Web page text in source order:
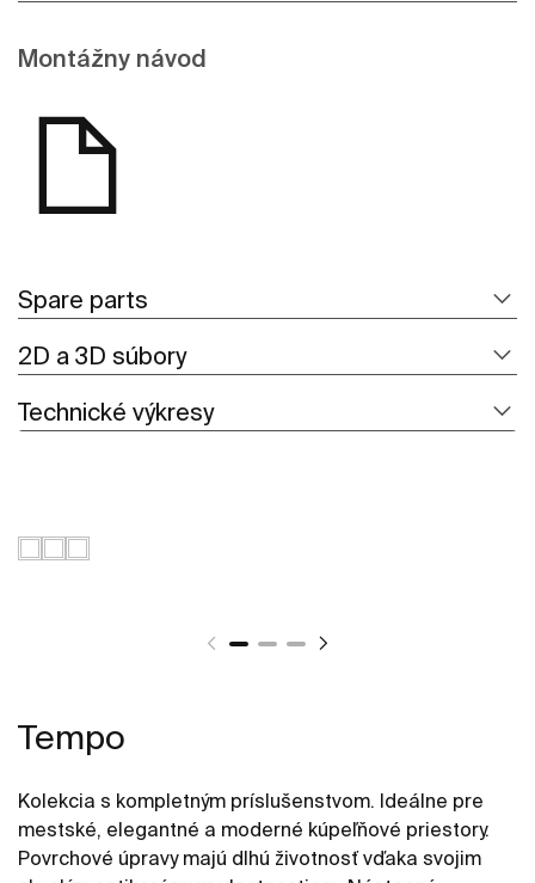
Montážny návod
Spare parts
2D a 3D súbory
Technické výkresy
Tempo
Kolekcia s kompletným príslušenstvom. Ideálne pre
mestské, elegantné a moderné kúpeľňové priestory.
Povrchové úpravy majú dlhú životnosť vďaka svojim